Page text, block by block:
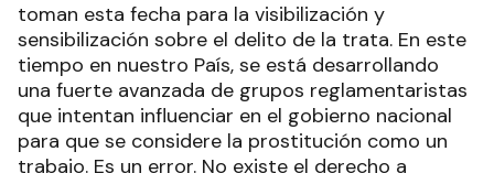
toman esta fecha para la visibilización y
sensibilización sobre el delito de la trata. En este
tiempo en nuestro País, se está desarrollando
una fuerte avanzada de grupos reglamentaristas
que intentan influenciar en el gobierno nacional
para que se considere la prostitución como un
trabajo. Es un error. No existe el derecho a